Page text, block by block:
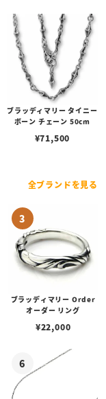
ブラッディマリー タイニー
ボーン チェーン 50cm
¥71,500
全ブランドを見る
ブラッディマリー Order
オーダー リング
¥22,000